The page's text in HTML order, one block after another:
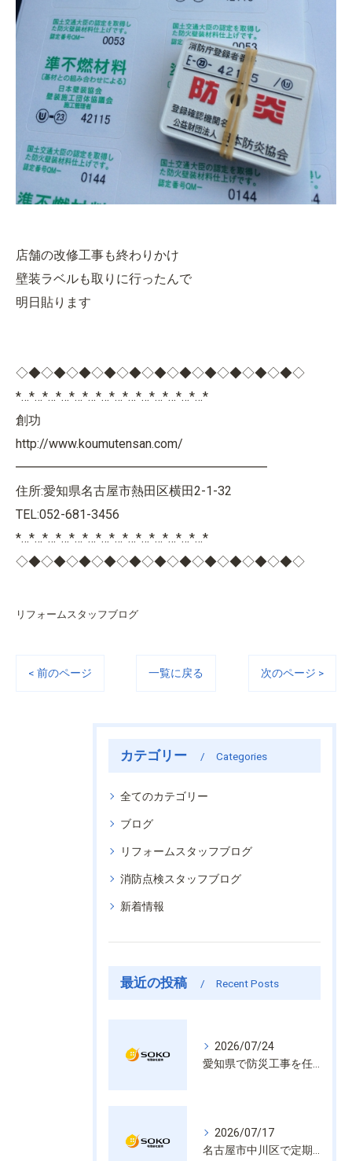
店舗の改修工事も終わりかけ
壁装ラベルも取りに行ったんで
明日貼ります
◇◆◇◆◇◆◇◆◇◆◇◆◇◆◇◆◇◆◇◆◇◆◇
*…*…*…*…*…*…*…*…*…*…*…*…*…*…*
創功
http://www.koumutensan.com/
━━━━━━━━━━━━━━━━━━━━
住所:愛知県名古屋市熱田区横田2-1-32
TEL:052-681-3456
*…*…*…*…*…*…*…*…*…*…*…*…*…*…*
◇◆◇◆◇◆◇◆◇◆◇◆◇◆◇◆◇◆◇◆◇◆◇
リフォームスタッフブログ
< 前のページ 一覧に戻る 次のページ >
カテゴリー Categories
全てのカテゴリー
ブログ
リフォームスタッフブログ
消防点検スタッフブログ
新着情報
最近の投稿 Recent Posts
2026/07/24
愛知県で防災工事を任せるなら経験と技術で安心を提供する老舗業者
2026/07/17
名古屋市中川区で定期的な消防設備点検や整備はいざという時の命を守る安心管理